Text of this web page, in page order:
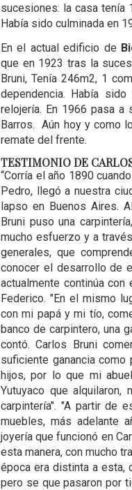
sucesiones. la casa tenía
Había sido culminada en
En el actual edificio de
que en 1923 tras la
Bruni, Tenía 246m2, 1
dependencia. Había
relojería. En 1966 pasa
Barros. Aún hoy y como
remate del frente.
TESTIMONIO DE
“Corría el año 1890
Pedro, llegó a nuestra
lapso en Buenos Aires.
Bruni puso una
mucho esfuerzo y a
generales, que
conocer el desarrollo de
actualmente continúa
Federico. "En el mismo
con mi papá y mi tío,
banco de carpintero, una
contó. Carlos Bruni
suficiente ganancia
hijos, por lo que mi
Yutuyaco que
carpintería". "A partir de
muebles, más adelante
joyería que funcionó en
esta manera, con mucho
época era distinta a esta,
pero se que pasaron por